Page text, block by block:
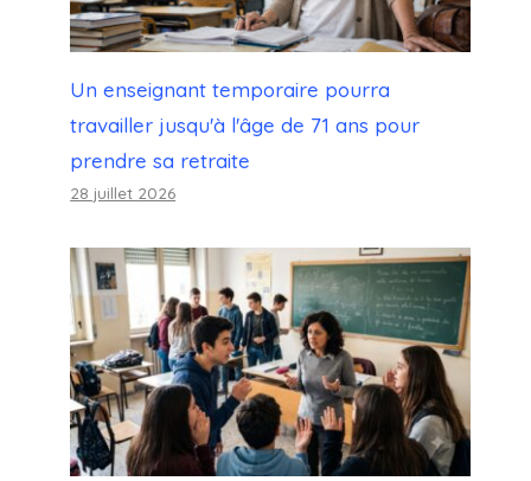
Un enseignant temporaire pourra
travailler jusqu'à l'âge de 71 ans pour
prendre sa retraite
28 juillet 2026